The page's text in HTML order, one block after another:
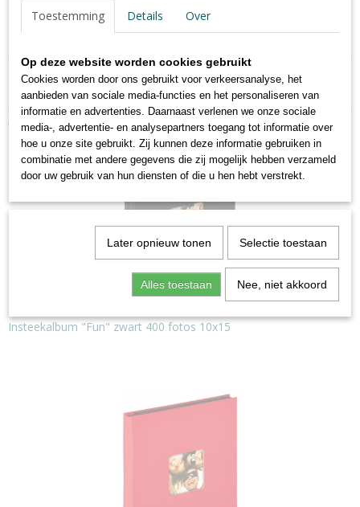
Specificaties
Productcode
EA-110-L
EAN code
4004122261901
Netto gewicht
1,06 Kg
Afmetingen (l,b,h)
Omschrijving
EA-110-L
Ook interessant
Insteekalbum "Fun" zwart 400 fotos 10x15
Toestemming Details Over
Op deze website worden cookies gebruikt
Cookies worden door ons gebruikt voor verkeersanalyse, het
aanbieden van sociale media-functies en het personaliseren van
informatie en advertenties. Daarnaast verlenen we onze sociale
media-, advertentie- en analysepartners toegang tot informatie over
hoe u onze site gebruikt. Zij kunnen deze informatie gebruiken in
combinatie met andere gegevens die zij mogelijk hebben verzameld
door uw gebruik van hun diensten of die u hen hebt verstrekt.
Later opnieuw tonen Selectie toestaan
Alles toestaan Nee, niet akkoord